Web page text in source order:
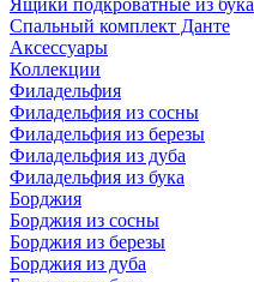
Ящики подкроватные из бука
Спальный комплект Данте
Аксессуары
Коллекции
Филадельфия
Филадельфия из сосны
Филадельфия из березы
Филадельфия из дуба
Филадельфия из бука
Борджия
Борджия из сосны
Борджия из березы
Борджия из дуба